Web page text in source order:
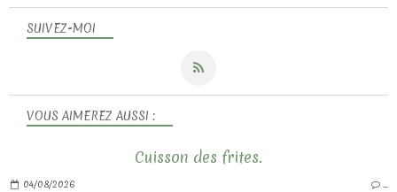
SUIVEZ-MOI
VOUS AIMEREZ AUSSI :
Cuisson des frites.
04/08/2026